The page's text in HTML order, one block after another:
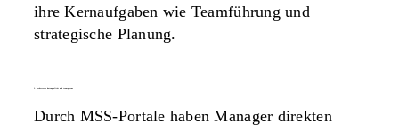
ihre Kernaufgaben wie Teamführung und
strategische Planung.
Durch MSS-Portale haben Manager direkten